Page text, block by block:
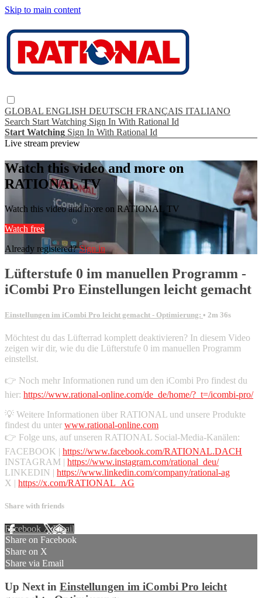
Skip to main content
GLOBAL ENGLISH DEUTSCH FRANÇAIS ITALIANO
Search Start Watching Sign In With Rational Id
Start Watching Sign In With Rational Id
Live stream preview
Watch this video and more on
RATIONAL TV
Watch this video and more on RATIONAL TV
Watch free
Already registered?Sign in
Lüfterstufe 0 im manuellen Programm -
iCombi Pro Einstellungen leicht gemacht
Einstellungen im iCombi Pro leicht gemacht - Optimierung: • 2m 36s
Möchtest du das Lüfterrad komplett deaktivieren? In diesem Video
zeigen wir dir, wie du die Lüfterstufe 0 im manuellen Programm
einstellst.
👉 Noch mehr Informationen rund um den iCombi Pro findest du
hier: https://www.rational-online.com/de_de/home/?_t=/icombi-pro/
💡 Weitere Informationen über RATIONAL und unsere Produkte
findest du unter www.rational-online.com
👉 Folge uns, auf unseren RATIONAL Social-Media-Kanälen:
FACEBOOK | https://www.facebook.com/RATIONAL.DACH
INSTAGRAM | https://www.instagram.com/rational_deu/
LINKEDIN | https://www.linkedin.com/company/rational-ag
X | https://x.com/RATIONAL_AG
Share with friends
Facebook XEmail
Share on Facebook
Share on X
Share via Email
Up Next in Einstellungen im iCombi Pro leicht